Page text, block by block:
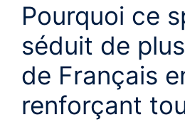
Pourquoi ce
séduit de
de Français
renforçant